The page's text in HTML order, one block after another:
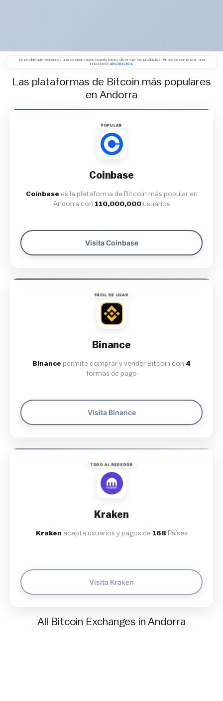
Es posible que recibamos una compensación cuando haces clic en ciertos productos. Antes de comenzar, una
importante divulgación.
Las plataformas de Bitcoin más populares
en Andorra
POPULAR
Coinbase
Coinbase es la plataforma de Bitcoin más popular en
Andorra con 110,000,000usuarios
Visita Coinbase
FÁCIL DE USAR
Binance
Binance permite comprar y vender Bitcoin con 4
formas de pago
Visita Binance
TODO AL REDEDOR
Kraken
Kraken acepta usuarios y pagos de 168 Países
Visita Kraken
All Bitcoin Exchanges in Andorra